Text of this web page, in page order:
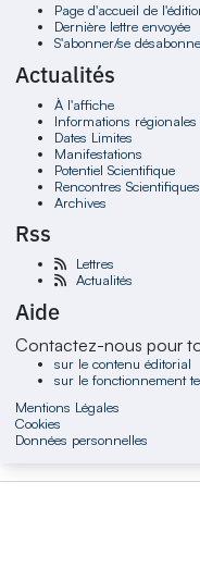
Page d'accueil de
Dernière lettre envoyée
S'abonner/se
Actualités
À l'affiche
Informations régionales
Dates Limites
Manifestations
Potentiel Scientifique
Rencontres Scientifiques
Archives
Rss
Lettres
Actualités
Aide
Contactez-nous pour
sur le contenu éditorial
sur le fonctionnement
Mentions Légales
Cookies
Données personnelles